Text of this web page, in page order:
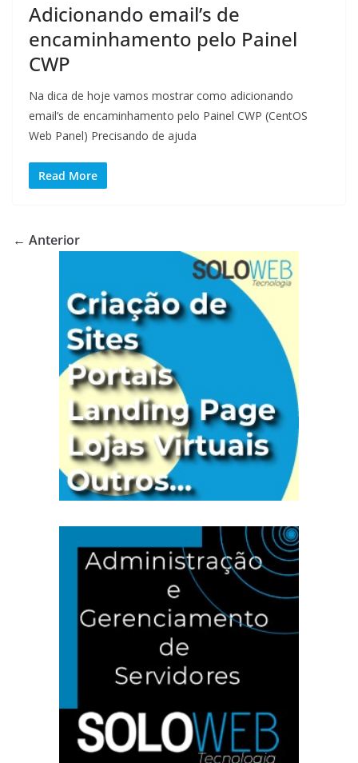
Adicionando email’s de
encaminhamento pelo Painel
CWP
Na dica de hoje vamos mostrar como adicionando
email’s de encaminhamento pelo Painel CWP (CentOS
Web Panel) Precisando de ajuda
Read More
← Anterior